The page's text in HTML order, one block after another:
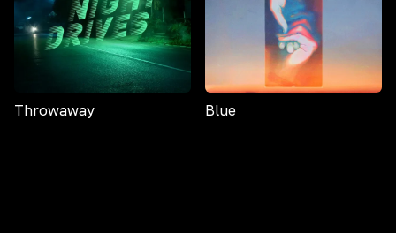
Throwaway Blue